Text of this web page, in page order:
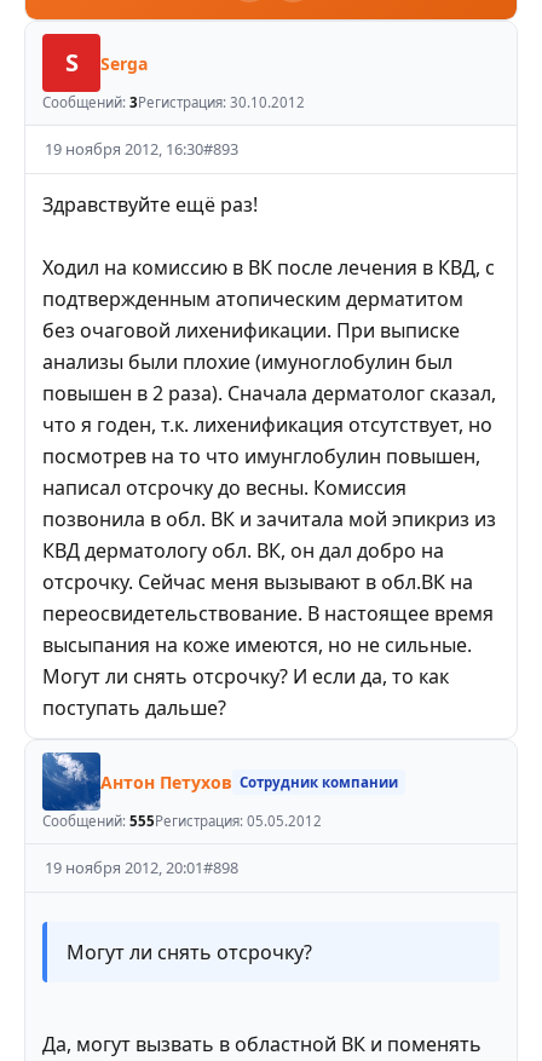
S Serga
Сообщений: 3Регистрация: 30.10.2012
19 ноября 2012, 16:30#893
Здравствуйте ещё раз!
Ходил на комиссию в ВК после лечения в КВД, с
подтвержденным атопическим дерматитом
без очаговой лихенификации. При выписке
анализы были плохие (имуноглобулин был
повышен в 2 раза). Сначала дерматолог сказал,
что я годен, т.к. лихенификация отсутствует, но
посмотрев на то что имунглобулин повышен,
написал отсрочку до весны. Комиссия
позвонила в обл. ВК и зачитала мой эпикриз из
КВД дерматологу обл. ВК, он дал добро на
отсрочку. Сейчас меня вызывают в обл.ВК на
переосвидетельствование. В настоящее время
высыпания на коже имеются, но не сильные.
Могут ли снять отсрочку? И если да, то как
поступать дальше?
Антон Петухов Сотрудник компании
Сообщений: 555Регистрация: 05.05.2012
19 ноября 2012, 20:01#898
Могут ли снять отсрочку?
Да, могут вызвать в областной ВК и поменять